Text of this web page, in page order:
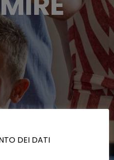
DEI DATI